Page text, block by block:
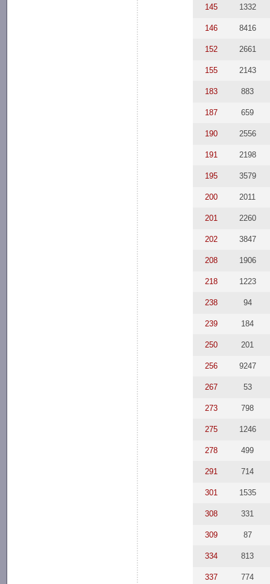
145 1332
146 8416
152 2661
155 2143
183 883
187 659
190 2556
191 2198
195 3579
200 2011
201 2260
202 3847
208 1906
218 1223
238 94
239 184
250 201
256 9247
267 53
273 798
275 1246
278 499
291 714
301 1535
308 331
309 87
334 813
337 774